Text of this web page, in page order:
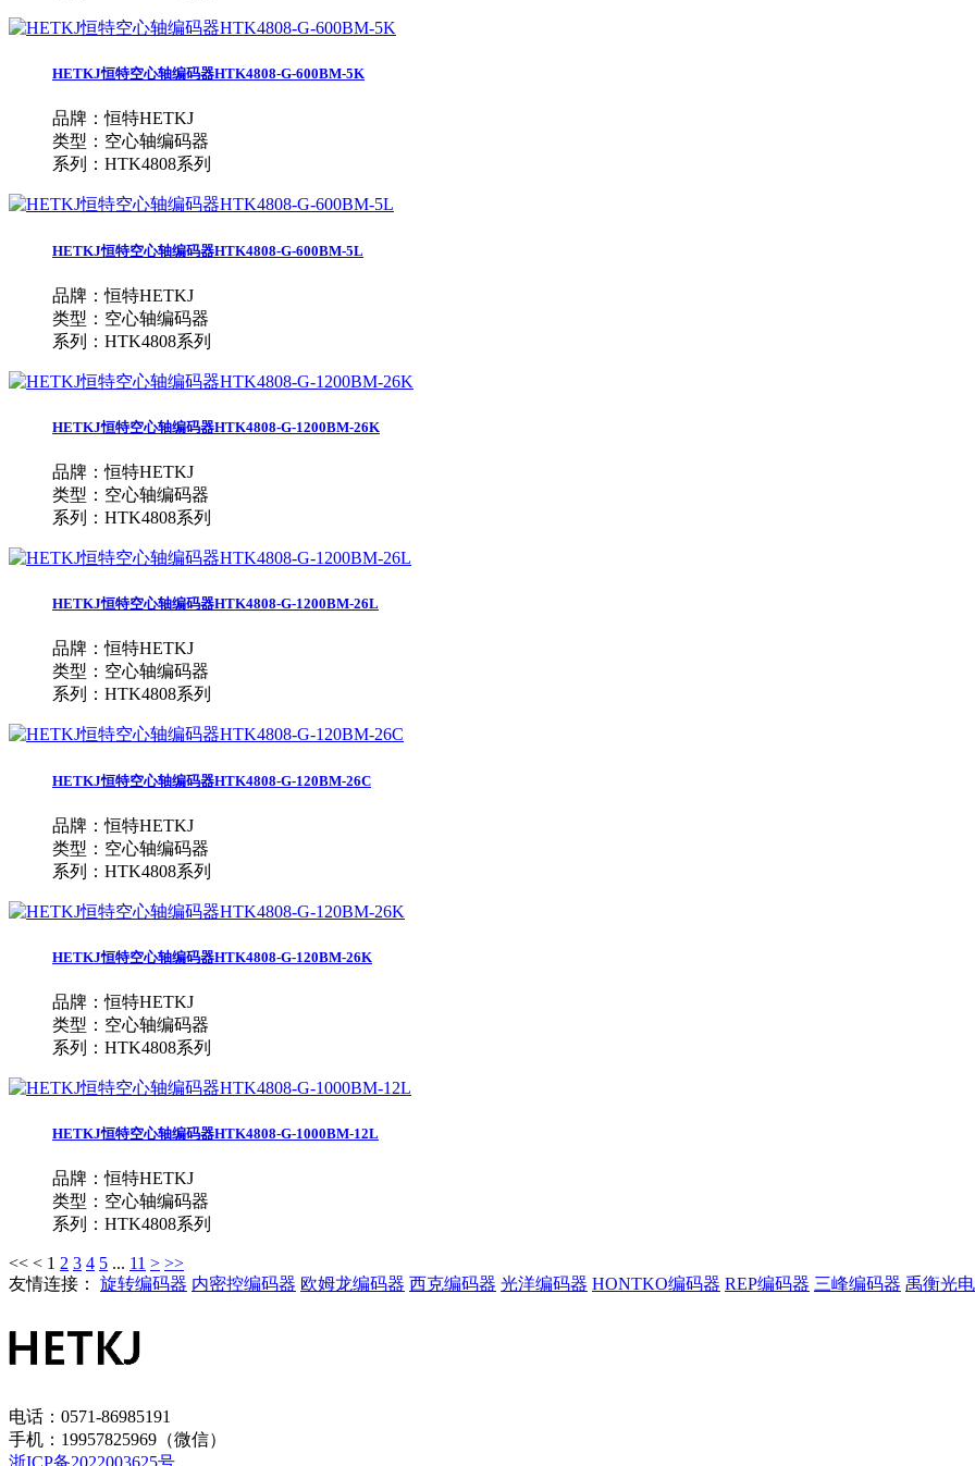
HETKJ恒特空心轴编码器HTK4808-G-600BM-5K
品牌：恒特HETKJ
类型：空心轴编码器
系列：HTK4808系列
HETKJ恒特空心轴编码器HTK4808-G-600BM-5L
品牌：恒特HETKJ
类型：空心轴编码器
系列：HTK4808系列
HETKJ恒特空心轴编码器HTK4808-G-1200BM-26K
品牌：恒特HETKJ
类型：空心轴编码器
系列：HTK4808系列
HETKJ恒特空心轴编码器HTK4808-G-1200BM-26L
品牌：恒特HETKJ
类型：空心轴编码器
系列：HTK4808系列
HETKJ恒特空心轴编码器HTK4808-G-120BM-26C
品牌：恒特HETKJ
类型：空心轴编码器
系列：HTK4808系列
HETKJ恒特空心轴编码器HTK4808-G-120BM-26K
品牌：恒特HETKJ
类型：空心轴编码器
系列：HTK4808系列
HETKJ恒特空心轴编码器HTK4808-G-1000BM-12L
品牌：恒特HETKJ
类型：空心轴编码器
系列：HTK4808系列
<< < 1 2 3 4 5 ... 11 > >>
友情连接： 旋转编码器 内密控编码器 欧姆龙编码器 西克编码器 光洋编码器 HONTKO编码器 REP编码器 三峰编码器 禹衡光
电话：0571-86985191
手机：19957825969（微信）